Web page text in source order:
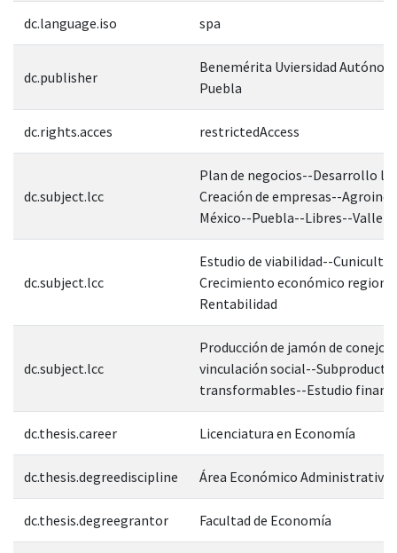
dc.language.iso spa
dc.publisher
Benemérita Uviersidad
Puebla
dc.rights.acces restrictedAccess
dc.subject.lcc
Plan de negocios--Desarrollo
Creación de empresas--
México--Puebla--Libres--Valle
dc.subject.lcc
Estudio de viabilidad--
Crecimiento económico
Rentabilidad
dc.subject.lcc
Producción de jamón de
vinculación social--
transformables--Estudio
dc.thesis.career Licenciatura en Economía
dc.thesis.degreediscipline Área Económico Administrativa
dc.thesis.degreegrantor Facultad de Economía